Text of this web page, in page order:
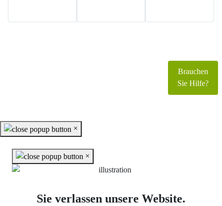
Brauchen
Sie Hilfe?
×
×
Sie verlassen unsere Website.